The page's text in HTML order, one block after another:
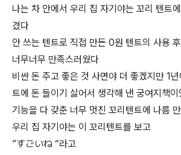
나는 차 안에서 우리 집 자기야는 꼬리 텐트
겼다
안 쓰는 텐트로 직접 만든 0원 텐트의 사용
너무너무 만족스러웠다
비싼 돈 주고 좋은 것 사면야 더 좋겠지만 1
트에 돈 들이기 싫어서 생각해 낸 궁여지책이
기능을 다 갖춘 너무 멋진 꼬리텐트에 나름
우리 집 자기야는 이 꼬리텐트를 보고
”すごいね “라고